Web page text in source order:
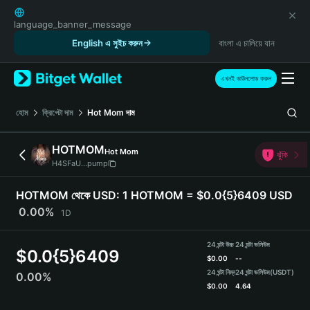
English
日本語
Русский
Español (Latinoamérica)
Türkçe
Italiano
Deutsch
简体中文
繁體中文
Português (Portugal)
Bahasa Indonesia
Español
language_banner_message
English এ সুইচ করুন
বাংলা এ চালিয়ে যান
এখনই ডাউনলোড করুন
হোম ক্রিপ্টো দাম Hot Mom দাম
HOTMOMHot Mom
H4SFaU...pump
ঝুঁকি
HOTMOM থেকে USD: 1 HOTMOM = $0.0{5}6409 USD
0.00%
1D
$0.0{5}6409
0.00%
24 ঘন্টা উচ্চ
$0.00
24 ঘন্টা নিম্ন
$0.00
24 ঘন্টা ভলিউম
--
24 ঘন্টা ভলিউম(USDT)
4.64